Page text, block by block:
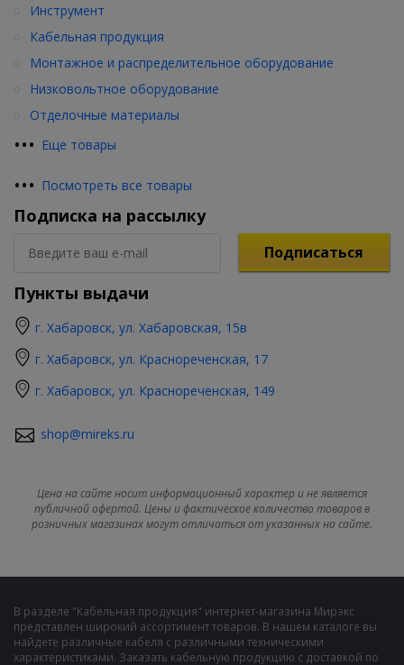
••• Еще товары
Инструмент
Кабельная продукция
Монтажное и распределительное оборудование
Низковольтное оборудование
Отделочные материалы
••• Посмотреть все товары
Подписка на рассылку
Подписаться
Пункты выдачи
г. Хабаровск, ул. Хабаровская, 15в
г. Хабаровск, ул. Краснореченская, 17
г. Хабаровск, ул. Краснореченская, 149
shop@mireks.ru
Цена на сайте носит информационный характер и не является
публичной офертой. Цены и фактическое количество товаров в
розничных магазинах могут отличаться от указанных на сайте.
В разделе "Кабельная продукция" интернет-магазина Мирэкс
представлен широкий ассортимент товаров. В нашем каталоге вы
найдете различные кабеля с различными техническими
характеристиками. Заказать кабельную продукцию с доставкой по